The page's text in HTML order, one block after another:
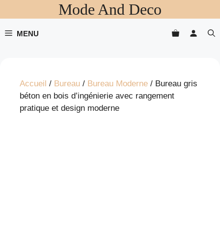
au
contenu
Mode And Deco
MENU
Accueil / Bureau / Bureau Moderne / Bureau gris
béton en bois d’ingénierie avec rangement
pratique et design moderne